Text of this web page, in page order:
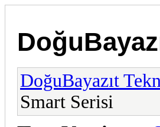
DoğuBayazıt
Smart Serisi